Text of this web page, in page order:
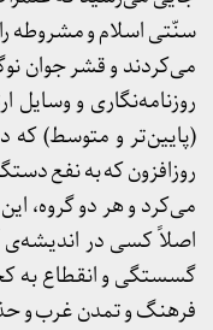
سنّتی اسلام و مشروطه
می‌کردند و قشر جوان
روزنامه‌نگاری و
(پایین‌تر و متوسط) که
روزافزون که به نفع
می‌کرد و هر دو گروه،
اصلاً کسی در اندیشه‌ی
گسستگی و انقطاع به
فرهنگ و تمدن غرب و